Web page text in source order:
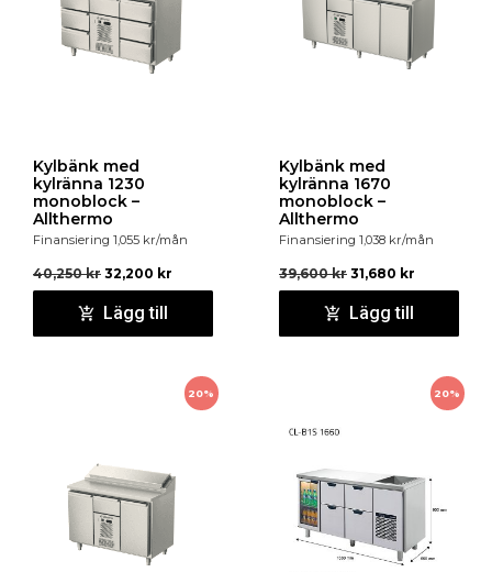
Kylbänk med
kylränna 1230
monoblock –
Allthermo
Finansiering 1,055 kr/mån
40,250kr 32,200 kr
Lägg till
Kylbänk med
kylränna 1670
monoblock –
Allthermo
Finansiering 1,038 kr/mån
39,600kr 31,680 kr
Lägg till
20% 20%